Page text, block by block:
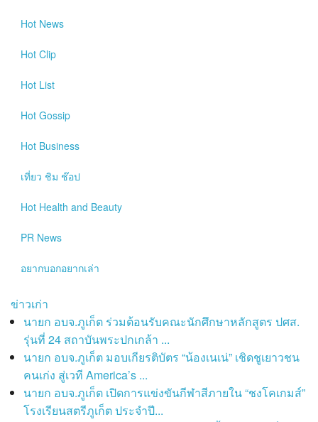
Hot News
Hot Clip
Hot List
Hot Gossip
Hot Business
เที่ยว ชิม ช๊อป
Hot Health and Beauty
PR News
อยากบอกอยากเล่า
ข่าวเก่า
นายก อบจ.ภูเก็ต ร่วมต้อนรับคณะนักศึกษาหลักสูตร ปศส.
รุ่นที่ 24 สถาบันพระปกเกล้า ...
นายก อบจ.ภูเก็ต มอบเกียรติบัตร “น้องเนเน่” เชิดชูเยาวชน
คนเก่ง สู่เวที America’s ...
นายก อบจ.ภูเก็ต เปิดการแข่งขันกีฬาสีภายใน “ชงโคเกมส์”
โรงเรียนสตรีภูเก็ต ประจำปี...